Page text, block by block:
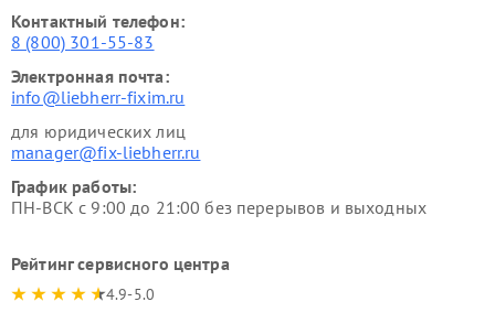
Контактный телефон:
8 (800) 301-55-83
Электронная почта:
info@liebherr-fixim.ru
для юридических лиц
manager@fix-liebherr.ru
График работы:
ПН-ВСК с 9:00 до 21:00 без перерывов и выходных
Рейтинг сервисного центра
4.9-5.0